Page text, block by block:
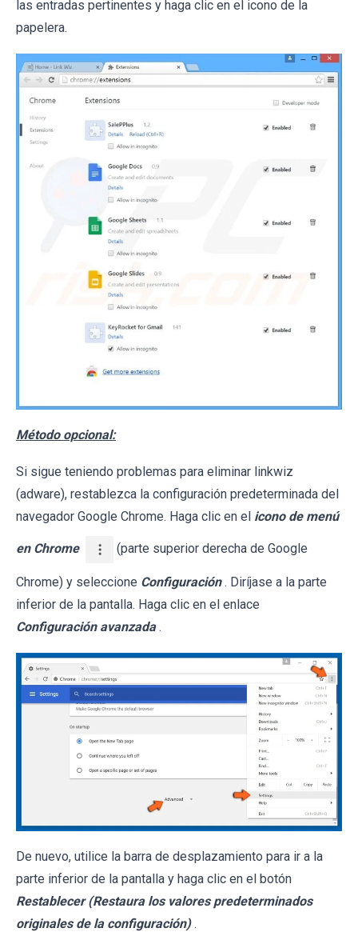
las entradas pertinentes y haga clic en el icono de la
papelera.
Método opcional:
Si sigue teniendo problemas para eliminar linkwiz
(adware), restablezca la configuración predeterminada del
navegador Google Chrome. Haga clic en el icono de menú
en Chrome (parte superior derecha de Google
Chrome) y seleccione Configuración . Diríjase a la parte
inferior de la pantalla. Haga clic en el enlace
Configuración avanzada .
De nuevo, utilice la barra de desplazamiento para ir a la
parte inferior de la pantalla y haga clic en el botón
Restablecer (Restaura los valores predeterminados
originales de la configuración) .